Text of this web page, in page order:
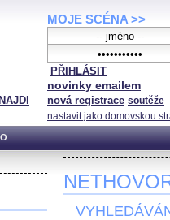
NAJDI
MOJE SCÉNA >>
PŘIHLÁSIT
novinky emailem
nová registrace soutěže
nastavit jako domovskou